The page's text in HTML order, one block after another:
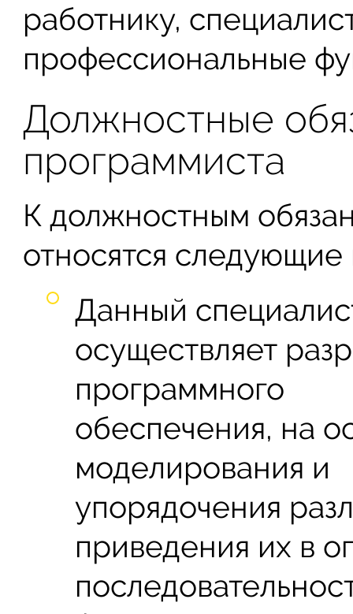
работнику,
профессиональные
Должностные
программиста
К должностным
относятся
Данный
осуществляет
программного
обеспечения, на
моделирования и
упорядочения
приведения их в